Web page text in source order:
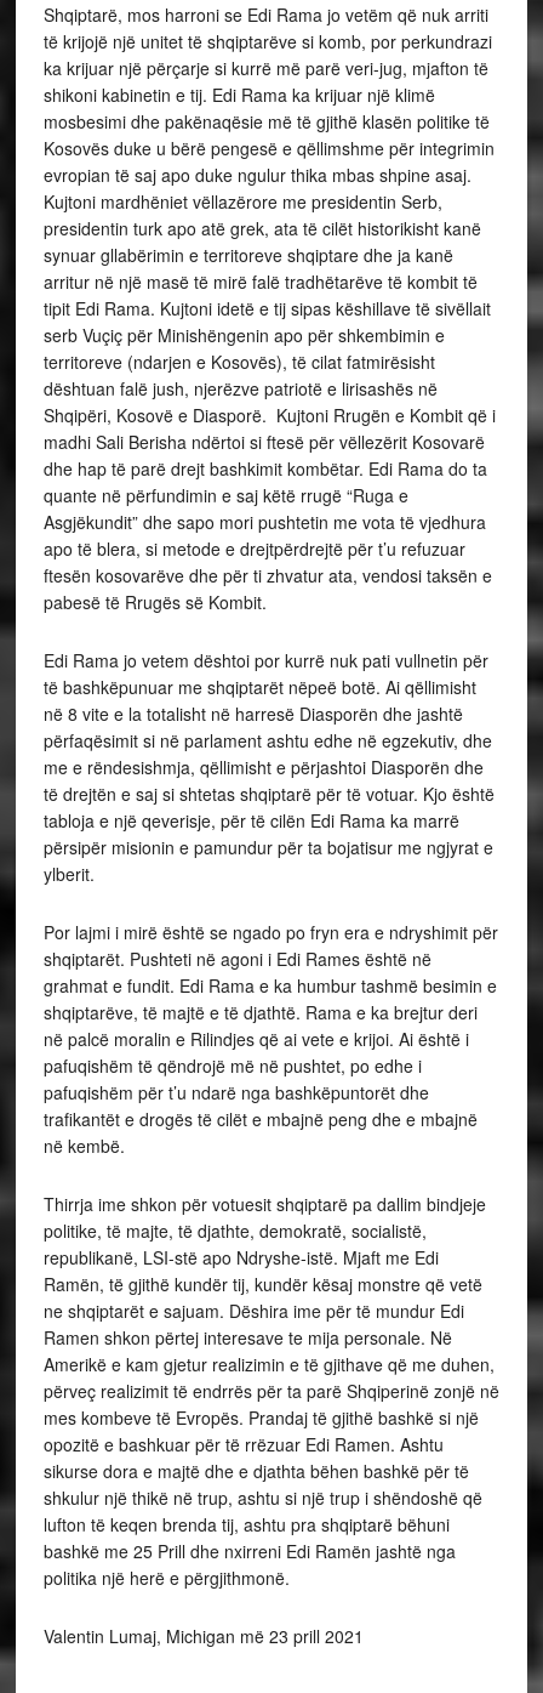
Shqiptarë, mos harroni se Edi Rama jo vetëm që nuk arriti
të krijojë një unitet të shqiptarëve si komb, por perkundrazi
ka krijuar një përçarje si kurrë më parë veri-jug, mjafton të
shikoni kabinetin e tij. Edi Rama ka krijuar një klimë
mosbesimi dhe pakënaqësie më të gjithë klasën politike të
Kosovës duke u bërë pengesë e qëllimshme për integrimin
evropian të saj apo duke ngulur thika mbas shpine asaj.
Kujtoni mardhëniet vëllazërore me presidentin Serb,
presidentin turk apo atë grek, ata të cilët historikisht kanë
synuar gllabërimin e territoreve shqiptare dhe ja kanë
arritur në një masë të mirë falë tradhëtarëve të kombit të
tipit Edi Rama. Kujtoni idetë e tij sipas këshillave të sivëllait
serb Vuçiç për Minishëngenin apo për shkembimin e
territoreve (ndarjen e Kosovës), të cilat fatmirësisht
dështuan falë jush, njerëzve patriotë e lirisashës në
Shqipëri, Kosovë e Diasporë. Kujtoni Rrugën e Kombit që i
madhi Sali Berisha ndërtoi si ftesë për vëllezërit Kosovarë
dhe hap të parë drejt bashkimit kombëtar. Edi Rama do ta
quante në përfundimin e saj këtë rrugë “Ruga e
Asgjëkundit” dhe sapo mori pushtetin me vota të vjedhura
apo të blera, si metode e drejtpërdrejtë për t’u refuzuar
ftesën kosovarëve dhe për ti zhvatur ata, vendosi taksën e
pabesë të Rrugës së Kombit.
Edi Rama jo vetem dështoi por kurrë nuk pati vullnetin për
të bashkëpunuar me shqiptarët nëpeë botë. Ai qëllimisht
në 8 vite e la totalisht në harresë Diasporën dhe jashtë
përfaqësimit si në parlament ashtu edhe në egzekutiv, dhe
me e rëndesishmja, qëllimisht e përjashtoi Diasporën dhe
të drejtën e saj si shtetas shqiptarë për të votuar. Kjo është
tabloja e një qeverisje, për të cilën Edi Rama ka marrë
përsipër misionin e pamundur për ta bojatisur me ngjyrat e
ylberit.
Por lajmi i mirë është se ngado po fryn era e ndryshimit për
shqiptarët. Pushteti në agoni i Edi Rames është në
grahmat e fundit. Edi Rama e ka humbur tashmë besimin e
shqiptarëve, të majtë e të djathtë. Rama e ka brejtur deri
në palcë moralin e Rilindjes që ai vete e krijoi. Ai është i
pafuqishëm të qëndrojë më në pushtet, po edhe i
pafuqishëm për t’u ndarë nga bashkëpuntorët dhe
trafikantët e drogës të cilët e mbajnë peng dhe e mbajnë
në kembë.
Thirrja ime shkon për votuesit shqiptarë pa dallim bindjeje
politike, të majte, të djathte, demokratë, socialistë,
republikanë, LSI-stë apo Ndryshe-istë. Mjaft me Edi
Ramën, të gjithë kundër tij, kundër kësaj monstre që vetë
ne shqiptarët e sajuam. Dëshira ime për të mundur Edi
Ramen shkon përtej interesave te mija personale. Në
Amerikë e kam gjetur realizimin e të gjithave që me duhen,
përveç realizimit të endrrës për ta parë Shqiperinë zonjë në
mes kombeve të Evropës. Prandaj të gjithë bashkë si një
opozitë e bashkuar për të rrëzuar Edi Ramen. Ashtu
sikurse dora e majtë dhe e djathta bëhen bashkë për të
shkulur një thikë në trup, ashtu si një trup i shëndoshë që
lufton të keqen brenda tij, ashtu pra shqiptarë bëhuni
bashkë me 25 Prill dhe nxirreni Edi Ramën jashtë nga
politika një herë e përgjithmonë.
Valentin Lumaj, Michigan më 23 prill 2021